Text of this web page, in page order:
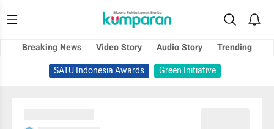
Breaking News Video Story Audio Story
Trending
SATU Indonesia Awards
Green Initiative